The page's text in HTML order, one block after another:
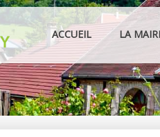
ACCUEIL LA